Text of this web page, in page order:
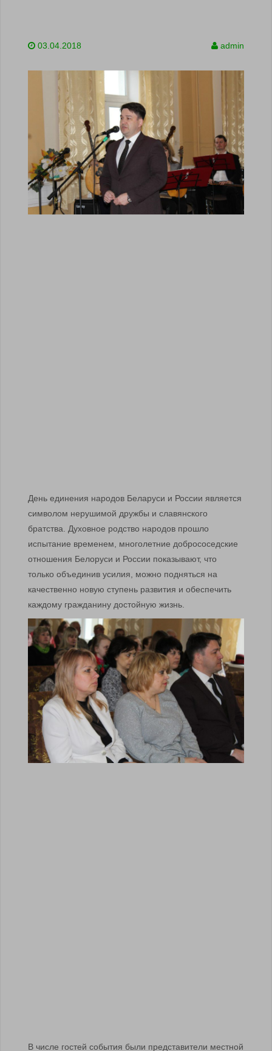
03.04.2018 admin
День единения народов Беларуси и России является
символом нерушимой дружбы и славянского
братства. Духовное родство народов прошло
испытание временем, многолетние добрососедские
отношения Белоруси и России показывают, что
только объединив усилия, можно подняться на
качественно новую ступень развития и обеспечить
каждому гражданину достойную жизнь.
В числе гостей события были представители местной